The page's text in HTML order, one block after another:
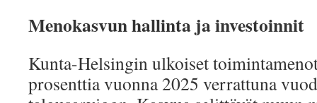
Menokasvun hallinta ja investoinnit
Kunta-Helsingin ulkoiset
prosenttia vuonna 2025 verrattuna